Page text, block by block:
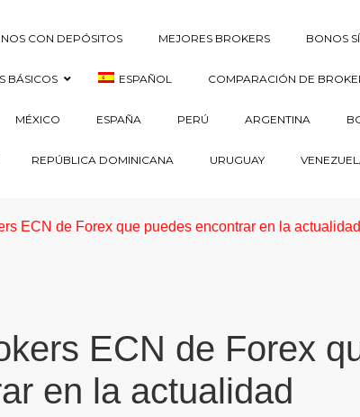
CON DEPÓSITOS MEJORES BROKERS BONOS
BÁSICOS ESPAÑOL COMPARACIÓN DE
MÉXICO ESPAÑA PERÚ ARGENTINA
REPÚBLICA DOMINICANA URUGUAY
ECN de Forex que puedes encontrar en la actualidad
ECN de Forex
en la actualidad